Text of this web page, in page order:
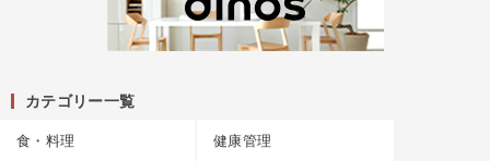
カテゴリー一覧
食・料理 健康管理